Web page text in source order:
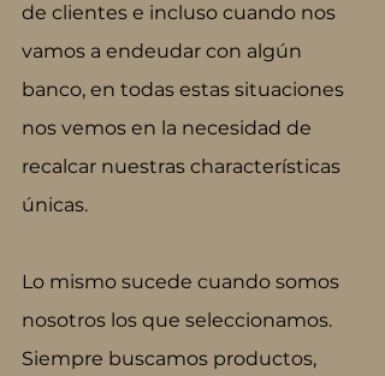
de clientes e incluso cuando nos
vamos a endeudar con algún
banco, en todas estas situaciones
nos vemos en la necesidad de
recalcar nuestras characterísticas
únicas.
Lo mismo sucede cuando somos
nosotros los que seleccionamos.
Siempre buscamos productos,